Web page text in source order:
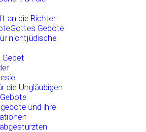
an die Richter
Gottes Gebote
nichtjüdische
Gebet
die Ungläubigen
und ihre